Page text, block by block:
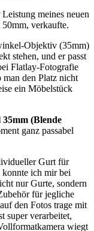
meines neuen
verkaufte.
Objektiv (35mm)
stehen, und er passt
Flatlay-Fotografie
den Platz nicht
ein Möbelstück
35mm (Blende
ganz passabel
Gurt für
konnte ich mir bei
nur Gurte, sondern
für jegliche
den Fotos trage mit
super verarbeitet,
wiegt